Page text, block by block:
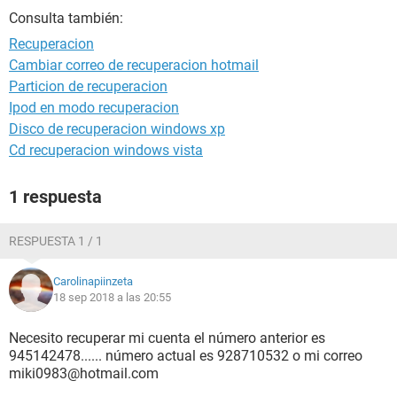
Consulta también:
Recuperacion
Cambiar correo de recuperacion hotmail
Particion de recuperacion
Ipod en modo recuperacion
Disco de recuperacion windows xp
Cd recuperacion windows vista
1 respuesta
RESPUESTA 1 / 1
Carolinapiinzeta
18 sep 2018 a las 20:55
Necesito recuperar mi cuenta el número anterior es
945142478...... número actual es 928710532 o mi correo
miki0983@hotmail.com